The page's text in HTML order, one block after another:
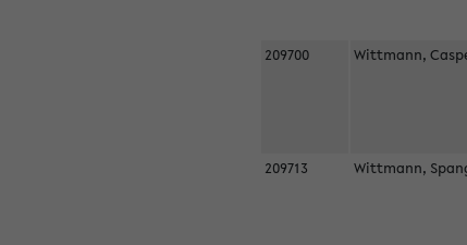
209700 Wittmann,
209713 Wittmann,